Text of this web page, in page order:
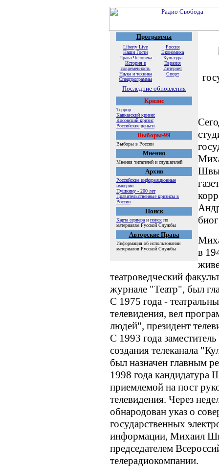
Программы
Liberty Live
Наши Гости
Права Человека
История и
современность
Наука и техника
Спецпрограммы
Россия
Экономика
Культура
Евразия
Интернет
Спорт
Последние обновления
Кризис
Террор
Кавказский кризис
Косовский кризис
Российские деньги
Выборы-99
Выборы в России
Мнения
Мнения читателей и слушателей
Архив
Российские информационные
империи
Пушкину - 200 лет
Правительственные кризисы в
России
Поиск
Карта сервера и поиск по
материалам Русской Службы
Авторские Права
Информация об использовании
материалов Русской Службы
в
театроведческий
журнале "Театр", был
С 1975 года -
телевидения, вел
людей", президент
С 1993 года
создания телеканала
был назначен главным
1998 года кандидатура
приемлемой на пост
телевидения. Через
обнародован указ о
государственных
информации, Михаил
председателем
телерадиокомпании.